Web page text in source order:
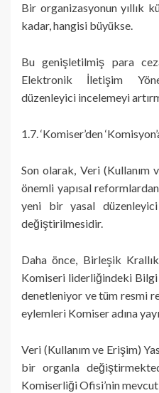
Bir organizasyonun yıllık
kadar, hangisi büyükse.
Bu genişletilmiş para
Elektronik İletişim
düzenleyici incelemeyi
1.7. ‘Komiser’den
Son olarak, Veri (Kullanım
önemli yapısal
yeni bir yasal
değiştirilmesidir.
Daha önce, Birleşik
Komiseri liderliğindeki
denetleniyor ve tüm resmi
eylemleri Komiser adına
Veri (Kullanım ve Erişim)
bir organla
Komiserliği Ofisi’nin